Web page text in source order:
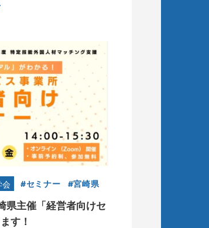
セミナー 宮崎県
県主催「経営者向けセ
す！